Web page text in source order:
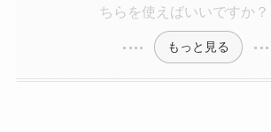
ちらを使えばいいですか？
もっと見る